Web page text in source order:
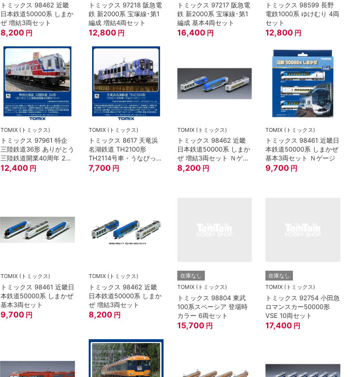
トミックス 98462 近畿
日本鉄道50000系 しまか
ぜ 増結3両セット
8,200 円
トミックス 97218 阪急電
鉄 新2000系 宝塚線･第1
編成 増結4両セット
12,800 円
トミックス 97217 阪急電
鉄 新2000系 宝塚線･第1
編成 基本4両セット
16,400 円
トミックス 98599 長野
電鉄1000系 ゆけむり 4両
セット
12,800 円
TOMIX (トミックス)
トミックス 97961 特企
三陸鉄道36形 ありがとう
三陸鉄道開業40周年 2両
セット
12,400 円
TOMIX (トミックス)
トミックス 8617 天竜浜
名湖鉄道 TH2100形
TH2114号車・うなぴっぴ
ごー！
7,700 円
TOMIX (トミックス)
トミックス 98462 近畿
日本鉄道50000系 しまか
ぜ 増結3両セット Ｎゲー
ジ
8,200 円
TOMIX (トミックス)
トミックス 98461 近畿日
本鉄道50000系 しまかぜ
基本3両セット Ｎゲージ
9,700 円
TOMIX (トミックス)
トミックス 98461 近畿日
本鉄道50000系 しまかぜ
基本3両セット
9,700 円
TOMIX (トミックス)
トミックス 98462 近畿
日本鉄道50000系 しまか
ぜ 増結3両セット
8,200 円
在庫なし
TOMIX (トミックス)
トミックス 98804 東武
100系スペーシア 登場時
カラー 6両セット
15,700 円
在庫なし
TOMIX (トミックス)
トミックス 92754 小田急
ロマンスカー50000形
VSE 10両セット
17,400 円